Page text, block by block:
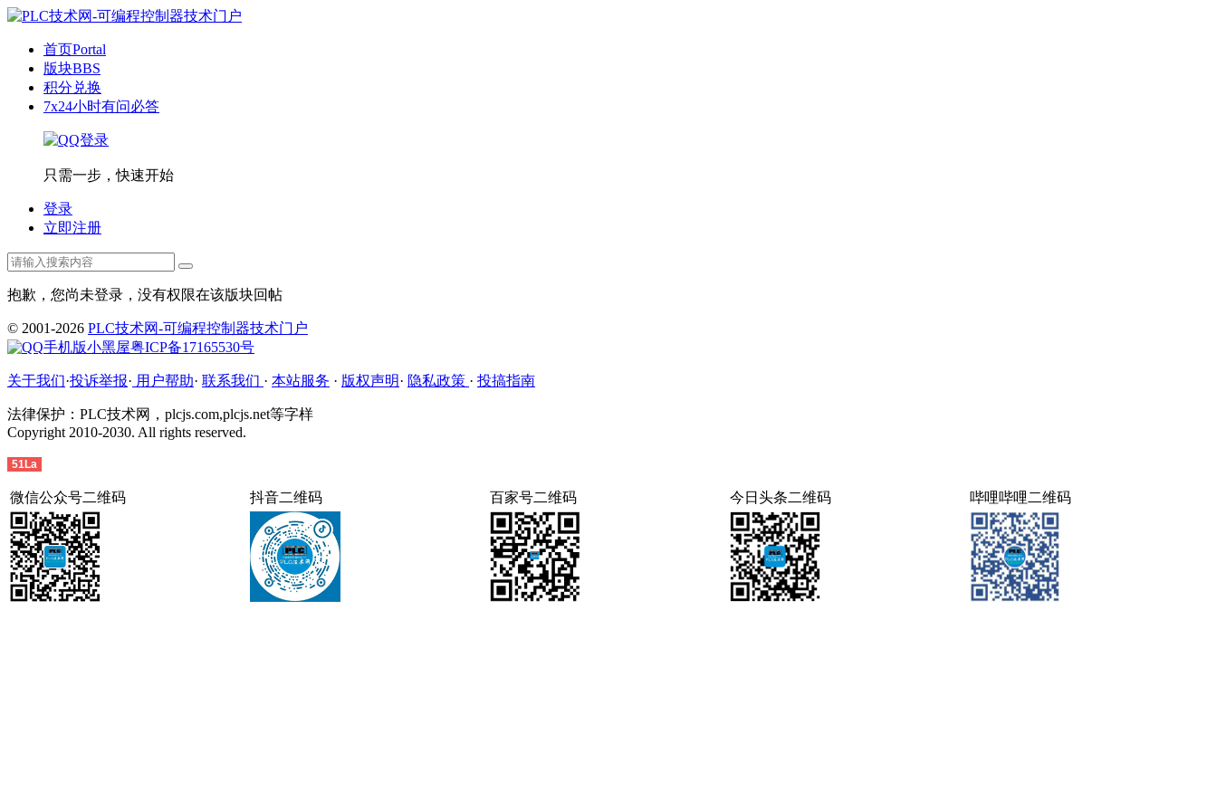
首页Portal
版块BBS
积分兑换
7x24小时有问必答
只需一步，快速开始
登录
立即注册
抱歉，您尚未登录，没有权限在该版块回帖
© 2001-2026 PLC技术网-可编程控制器技术门户
手机版小黑屋粤ICP备17165530号
关于我们·投诉举报· 用户帮助· 联系我们 · 本站服务 · 版权声明· 隐私政策 · 投搞指南
法律保护：PLC技术网，plcjs.com,plcjs.net等字样
Copyright 2010-2030. All rights reserved.
51La
微信公众号二维码 抖音二维码 百家号二维码 今日头条二维码 哔哩哔哩二维码